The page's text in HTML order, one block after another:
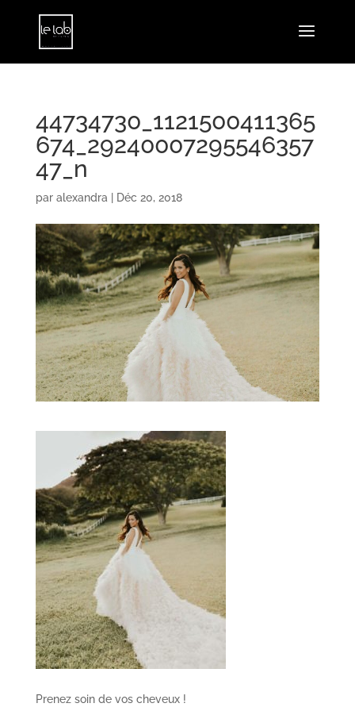
44734730_1121500411365
674_29240007295546357
47_n
par alexandra Déc 20, 2018
Prenez soin de vos cheveux !